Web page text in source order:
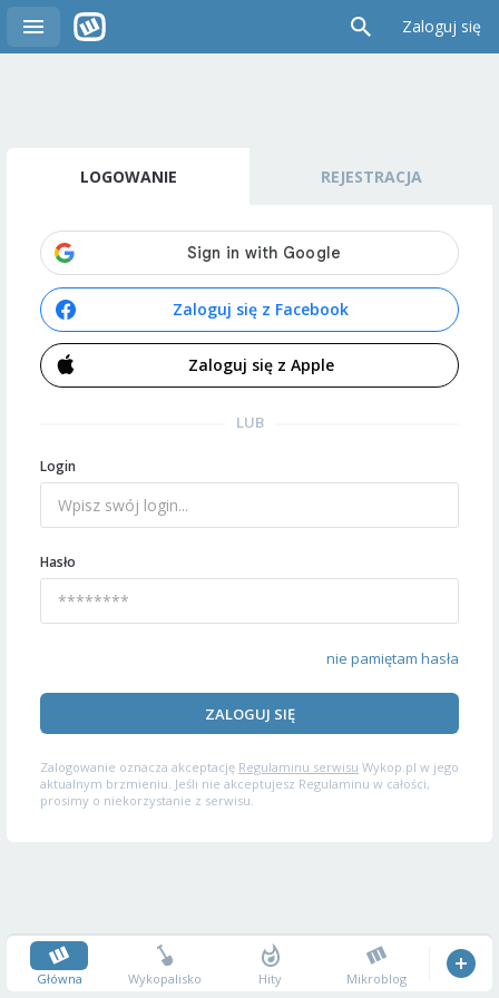
Zaloguj się
LOGOWANIE REJESTRACJA
Zaloguj się z Facebook
Zaloguj się z Apple
LUB
Login
Hasło
nie pamiętam hasła
ZALOGUJ SIĘ
Zalogowanie oznacza akceptację Regulaminu serwisu Wykop.pl w jego
aktualnym brzmieniu. Jeśli nie akceptujesz Regulaminu w całości,
prosimy o niekorzystanie z serwisu.
Główna Wykopalisko Hity Mikroblog